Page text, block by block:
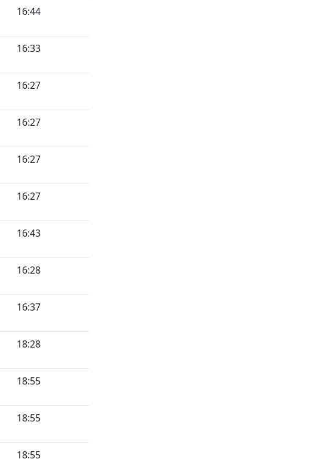
16:44
16:33
16:27
16:27
16:27
16:27
16:43
16:28
16:37
18:28
18:55
18:55
18:55